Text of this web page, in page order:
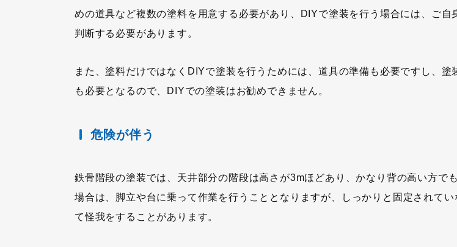
めの道具など複数の塗料を用意する必要があり、DIYで塗装を行う場合には、ご自
判断する必要があります。
また、塗料だけではなくDIYで塗装を行うためには、道具の準備も必要ですし、塗
も必要となるので、DIYでの塗装はお勧めできません。
危険が伴う
鉄骨階段の塗装では、天井部分の階段は高さが3mほどあり、かなり背の高い方で
場合は、脚立や台に乗って作業を行うこととなりますが、しっかりと固定されて
て怪我をすることがあります。